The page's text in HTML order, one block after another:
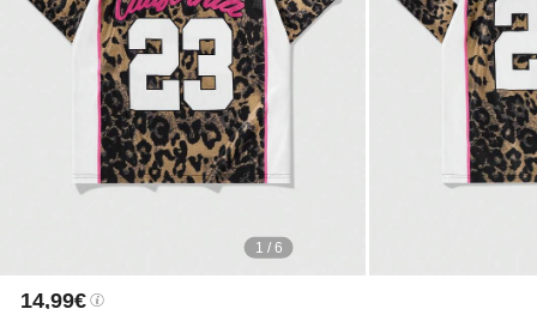
1 / 6
14,99€